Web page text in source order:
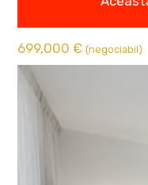
699,000 € (negociabil)